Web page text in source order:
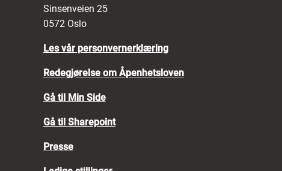
Sinsenveien 25
0572 Oslo
Les vår personvernerklæring
Redegjørelse om Åpenhetsloven
Gå til Min Side
Gå til Sharepoint
Presse